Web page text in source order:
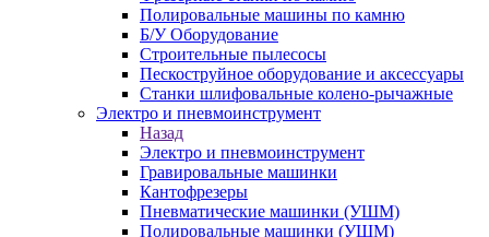
Полировальные машины по камню
Б/У Оборудование
Строительные пылесосы
Пескоструйное оборудование и аксессуары
Станки шлифовальные колено-рычажные
Электро и пневмоинструмент
Назад
Электро и пневмоинструмент
Гравировальные машинки
Кантофрезеры
Пневматические машинки (УШМ)
Полировальные машинки (УШМ)